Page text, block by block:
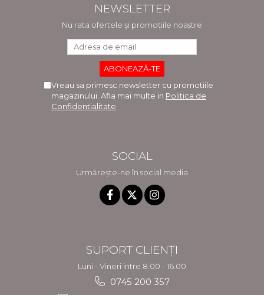
NEWSLETTER
Nu rata ofertele și promoțiile noastre
Vreau sa primesc newsletter cu promotiile
magazinului. Afla mai multe in Politica de
Confidentialitate
SOCIAL
Urmărește-ne în social media
SUPORT CLIENȚI
Luni - Vineri intre 8.00 - 16.00
0745 200 357